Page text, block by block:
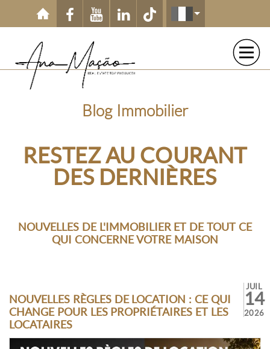
Aller au contenu principal
Blog Immobilier
RESTEZ AU COURANT
DES DERNIÈRES
NOUVELLES DE L'IMMOBILIER ET DE TOUT CE
QUI CONCERNE VOTRE MAISON
NOUVELLES RÈGLES DE LOCATION : CE QUI
CHANGE POUR LES PROPRIÉTAIRES ET LES
LOCATAIRES
JUIL
14
2026